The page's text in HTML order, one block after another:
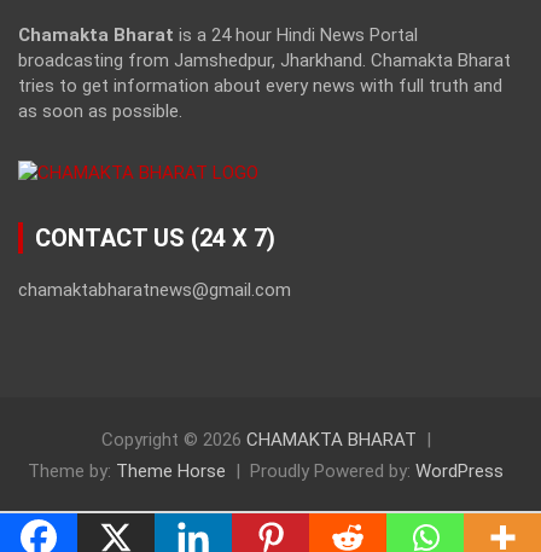
Chamakta Bharat is a 24 hour Hindi News Portal
broadcasting from Jamshedpur, Jharkhand. Chamakta Bharat
tries to get information about every news with full truth and
as soon as possible.
CONTACT US (24 X 7)
chamaktabharatnews@gmail.com
Copyright © 2026 CHAMAKTA BHARAT
Theme by: Theme Horse Proudly Powered by: WordPress